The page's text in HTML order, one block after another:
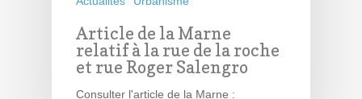
Article de la Marne
relatif à la rue de la roche
et rue Roger Salengro
Consulter l'article de la Marne :